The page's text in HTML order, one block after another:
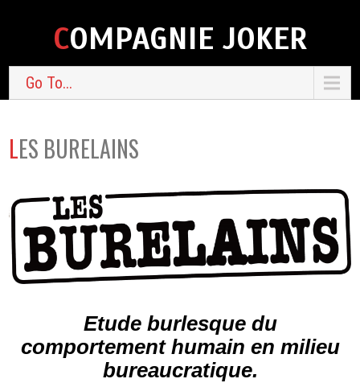
COMPAGNIE JOKER
Go To...
LES BURELAINS
Etude burlesque du
comportement humain en milieu
bureaucratique.